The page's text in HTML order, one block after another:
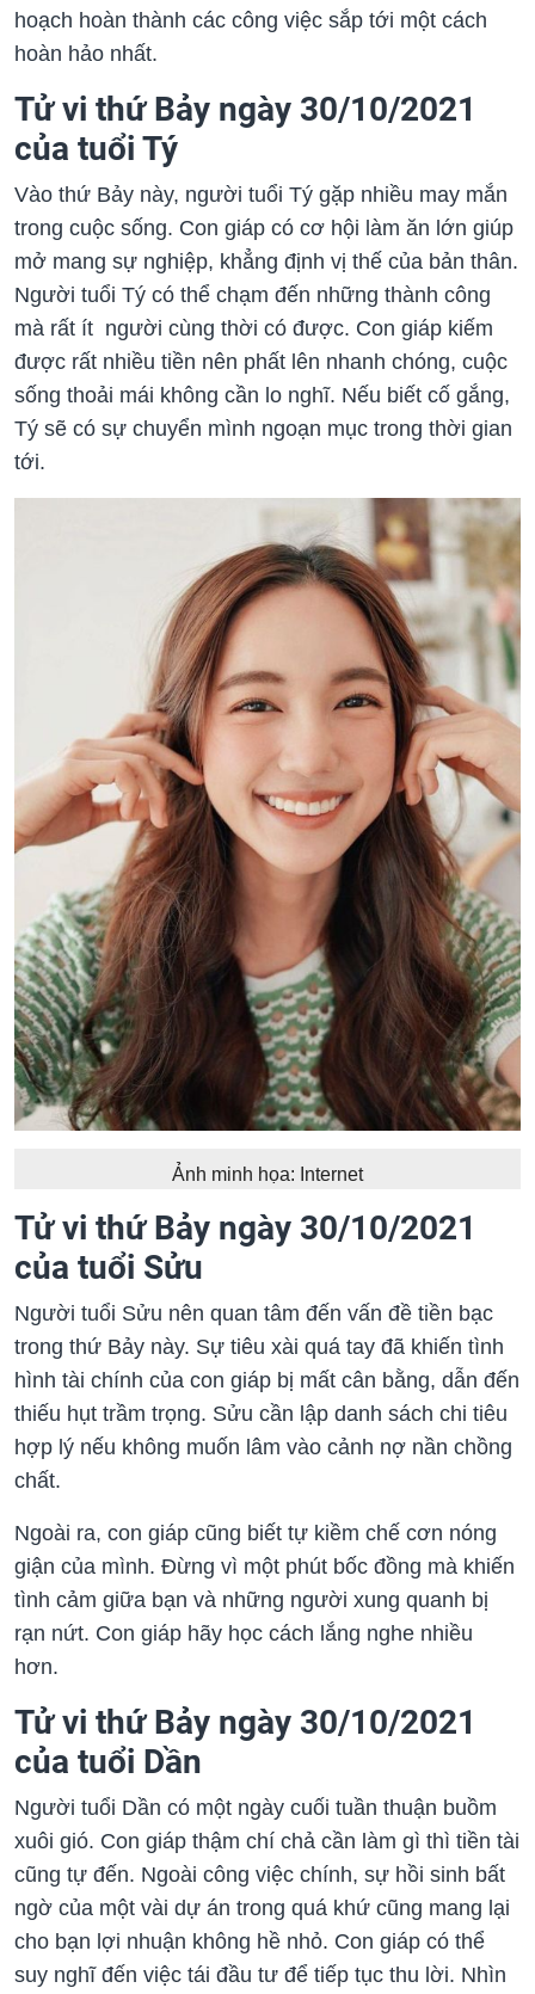
hoạch hoàn thành các công việc sắp tới một cách
hoàn hảo nhất.
Tử vi thứ Bảy ngày 30/10/2021
của tuổi Tý
Vào thứ Bảy này, người tuổi Tý gặp nhiều may mắn
trong cuộc sống. Con giáp có cơ hội làm ăn lớn giúp
mở mang sự nghiệp, khẳng định vị thế của bản thân.
Người tuổi Tý có thể chạm đến những thành công
mà rất ít người cùng thời có được. Con giáp kiếm
được rất nhiều tiền nên phất lên nhanh chóng, cuộc
sống thoải mái không cần lo nghĩ. Nếu biết cố gắng,
Tý sẽ có sự chuyển mình ngoạn mục trong thời gian
tới.
Ảnh minh họa: Internet
Tử vi thứ Bảy ngày 30/10/2021
của tuổi Sửu
Người tuổi Sửu nên quan tâm đến vấn đề tiền bạc
trong thứ Bảy này. Sự tiêu xài quá tay đã khiến tình
hình tài chính của con giáp bị mất cân bằng, dẫn đến
thiếu hụt trầm trọng. Sửu cần lập danh sách chi tiêu
hợp lý nếu không muốn lâm vào cảnh nợ nần chồng
chất.
Ngoài ra, con giáp cũng biết tự kiềm chế cơn nóng
giận của mình. Đừng vì một phút bốc đồng mà khiến
tình cảm giữa bạn và những người xung quanh bị
rạn nứt. Con giáp hãy học cách lắng nghe nhiều
hơn.
Tử vi thứ Bảy ngày 30/10/2021
của tuổi Dần
Người tuổi Dần có một ngày cuối tuần thuận buồm
xuôi gió. Con giáp thậm chí chả cần làm gì thì tiền tài
cũng tự đến. Ngoài công việc chính, sự hồi sinh bất
ngờ của một vài dự án trong quá khứ cũng mang lại
cho bạn lợi nhuận không hề nhỏ. Con giáp có thể
suy nghĩ đến việc tái đầu tư để tiếp tục thu lời. Nhìn